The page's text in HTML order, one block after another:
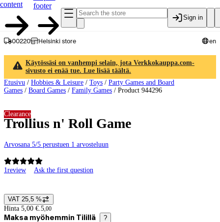
content
footer
Sign in
00220 Helsinki store en
Käytössäsi on vanhempi selain, jota Verkkokauppa.com-
sivusto ei enää tue. Lue lisää täältä.
Etusivu / Hobbies & Leisure / Toys / Party Games and Board
Games / Board Games / Family Games / Product 944296
Trollius n' Roll Game
Arvosana 5/5 perustuen 1 arvosteluun
1review Ask the first question
Clearance
Price details
VAT 25,5 %
Hinta 5,00 €. 5,00
Maksa myöhemmin Tilillä ?